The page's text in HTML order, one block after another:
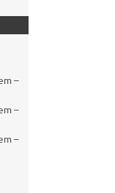
–
–
–